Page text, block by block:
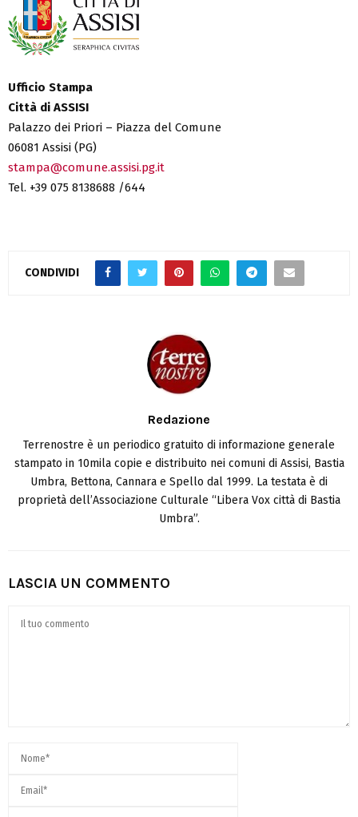
Ufficio Stampa
Città di ASSISI
Palazzo dei Priori – Piazza del Comune
06081 Assisi (PG)
stampa@comune.assisi.pg.it
Tel. +39 075 8138688 /644
CONDIVIDI
Redazione
Terrenostre è un periodico gratuito di informazione generale
stampato in 10mila copie e distribuito nei comuni di Assisi, Bastia
Umbra, Bettona, Cannara e Spello dal 1999. La testata è di
proprietà dell’Associazione Culturale “Libera Vox città di Bastia
Umbra”.
LASCIA UN COMMENTO